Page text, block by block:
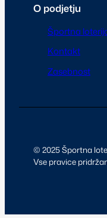
O podjetju
Športna
Kontakt
Zasebnost
© 2025 Športna
Vse pravice